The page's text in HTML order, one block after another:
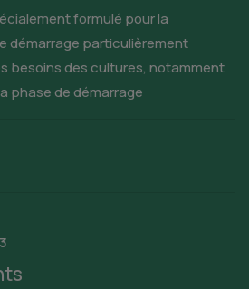
formulé pour la
démarrage particulièrement
besoins des cultures, notamment
phase de démarrage